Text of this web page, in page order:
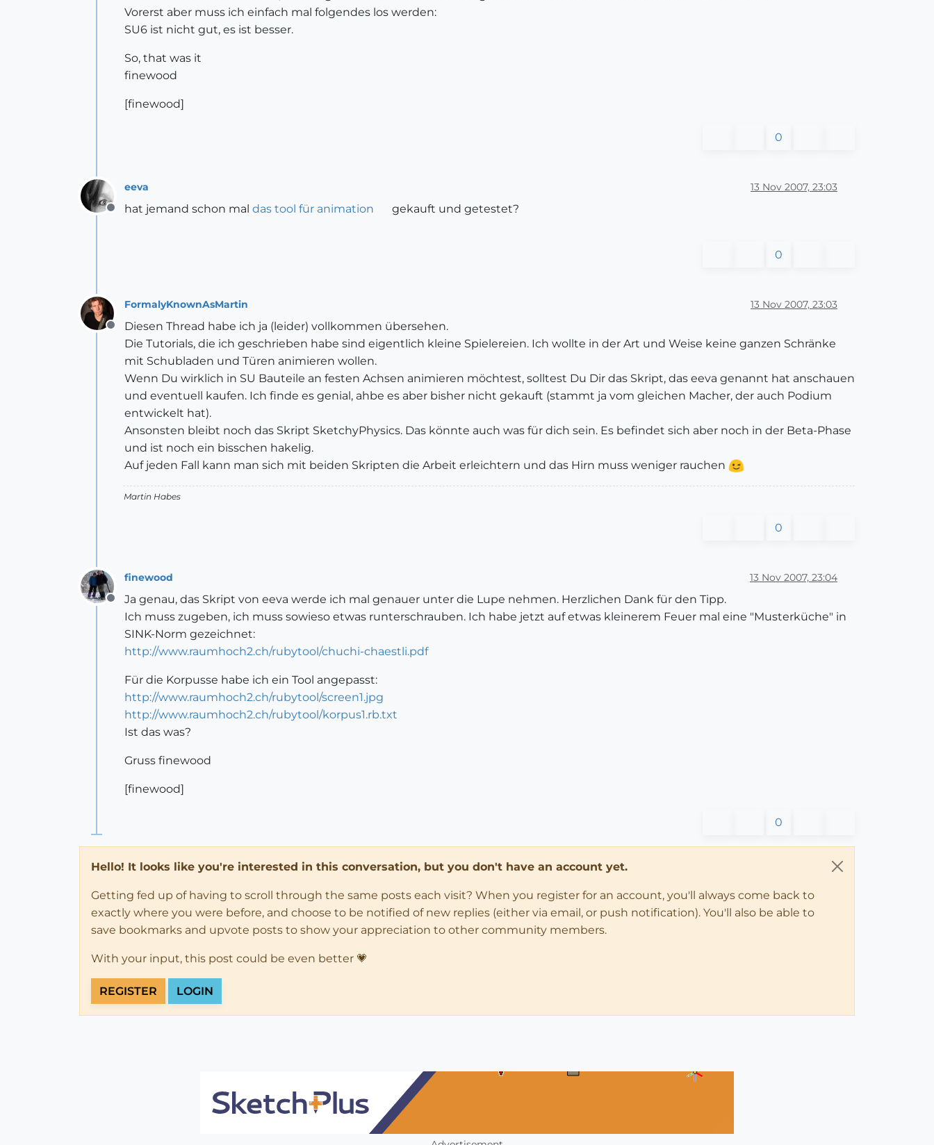
Vorerst aber muss ich einfach mal folgendes los werden:
SU6 ist nicht gut, es ist besser.
So, that was it
finewood
[finewood]
0
Offline
eeva 13 Nov 2007, 23:03
hat jemand schon mal das tool für animation gekauft und getestet?
0
Offline
FormalyKnownAsMartin 13 Nov 2007, 23:03
Diesen Thread habe ich ja (leider) vollkommen übersehen.
Die Tutorials, die ich geschrieben habe sind eigentlich kleine Spielereien. Ich wollte in der Art und Weise keine ganzen Schränke
mit Schubladen und Türen animieren wollen.
Wenn Du wirklich in SU Bauteile an festen Achsen animieren möchtest, solltest Du Dir das Skript, das eeva genannt hat anschauen
und eventuell kaufen. Ich finde es genial, ahbe es aber bisher nicht gekauft (stammt ja vom gleichen Macher, der auch Podium
entwickelt hat).
Ansonsten bleibt noch das Skript SketchyPhysics. Das könnte auch was für dich sein. Es befindet sich aber noch in der Beta-Phase
und ist noch ein bisschen hakelig.
Auf jeden Fall kann man sich mit beiden Skripten die Arbeit erleichtern und das Hirn muss weniger rauchen
Martin Habes
0
Offline
finewood 13 Nov 2007, 23:04
Ja genau, das Skript von eeva werde ich mal genauer unter die Lupe nehmen. Herzlichen Dank für den Tipp.
Ich muss zugeben, ich muss sowieso etwas runterschrauben. Ich habe jetzt auf etwas kleinerem Feuer mal eine "Musterküche" in
SINK-Norm gezeichnet:
http://www.raumhoch2.ch/rubytool/chuchi-chaestli.pdf
Für die Korpusse habe ich ein Tool angepasst:
http://www.raumhoch2.ch/rubytool/screen1.jpg
http://www.raumhoch2.ch/rubytool/korpus1.rb.txt
Ist das was?
Gruss finewood
[finewood]
0
Hello! It looks like you're interested in this conversation, but you don't have an account yet.
Getting fed up of having to scroll through the same posts each visit? When you register for an account, you'll always come back to
exactly where you were before, and choose to be notified of new replies (either via email, or push notification). You'll also be able to
save bookmarks and upvote posts to show your appreciation to other community members.
With your input, this post could be even better 💗
REGISTER LOGIN